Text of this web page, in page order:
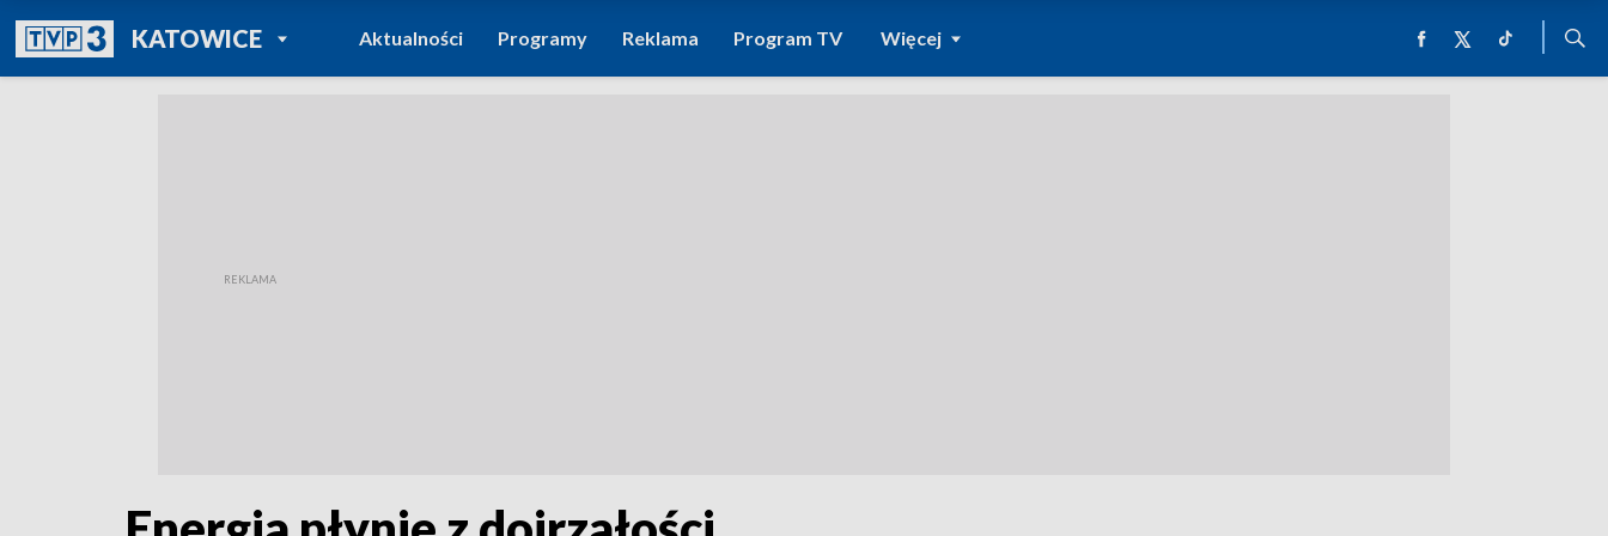
KATOWICEPOWRÓT DO
TVP REGIONY
Aktualności Programy Reklama Program TV Więcej